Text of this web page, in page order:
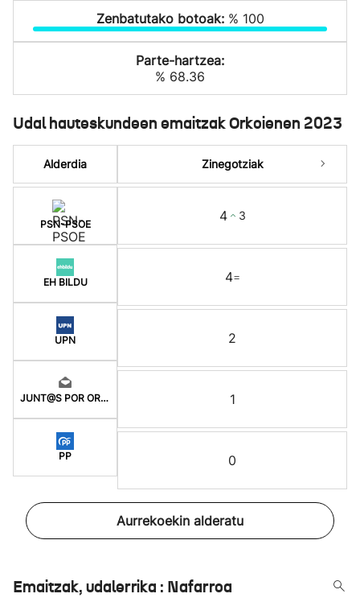
Zenbatutako botoak: % 100
Parte-hartzea:
% 68.36
Udal hauteskundeen emaitzak Orkoienen 2023
Alderdia
PSN-PSOE
EH BILDU
UPN
JUNT@S POR ORKOIEN
PP
Zinegotziak
4 3
4=
2
1
0
Aurrekoekin alderatu
Emaitzak, udalerrika : Nafarroa